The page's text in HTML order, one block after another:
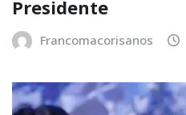
Presidente
Francomacorisanos